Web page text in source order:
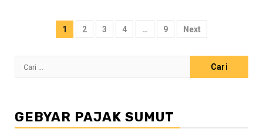
Paginasi
1 2 3 4 … 9 Next
Cari
GEBYAR PAJAK SUMUT